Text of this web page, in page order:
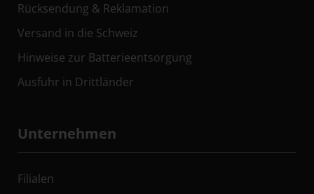
Rücksendung & Reklamation
Versand in die Schweiz
Hinweise zur Batterieentsorgung
Ausfuhr in Drittländer
Unternehmen
Filialen